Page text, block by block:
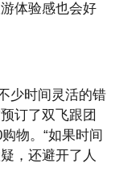
体验感也会好
少时间灵活的错
订了双飞跟团
物。“如果时间
，还避开了人